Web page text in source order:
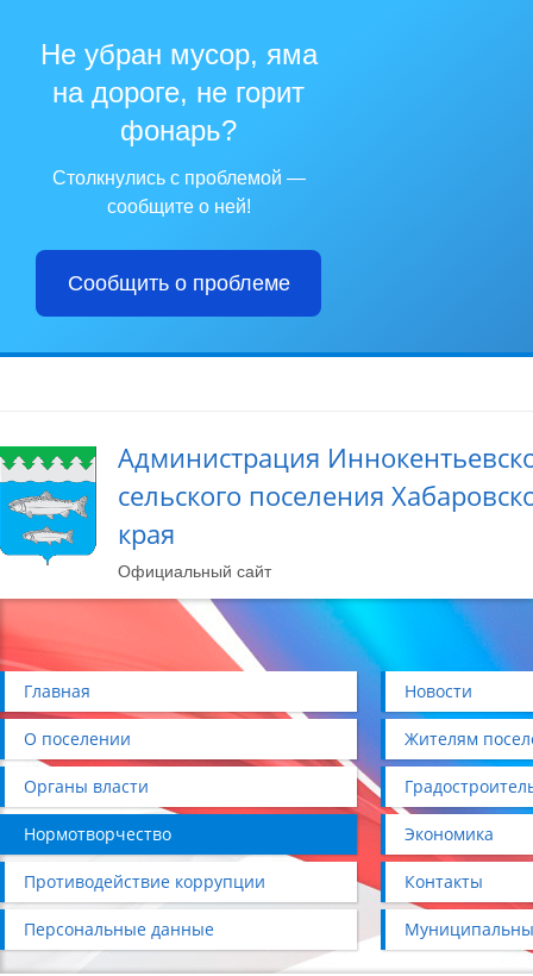
Не убран мусор, яма
на дороге, не горит
фонарь?
Столкнулись с проблемой —
сообщите о ней!
Сообщить о проблеме
Администрация
сельского поселения
края
Официальный сайт
Главная Новости
О поселении Жителям
Органы власти
Нормотворчество Экономика
Противодействие коррупции Контакты
Персональные данные